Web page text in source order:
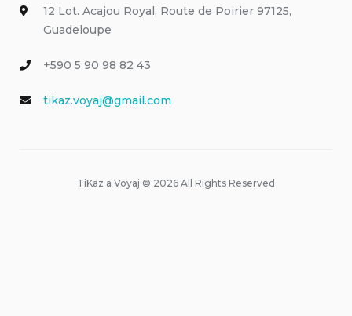
12 Lot. Acajou Royal, Route de Poirier 97125,
Guadeloupe
+590 5 90 98 82 43
tikaz.voyaj@gmail.com
TiKaz a Voyaj © 2026 All Rights Reserved